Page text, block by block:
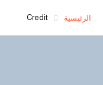
الرئيسية Credit